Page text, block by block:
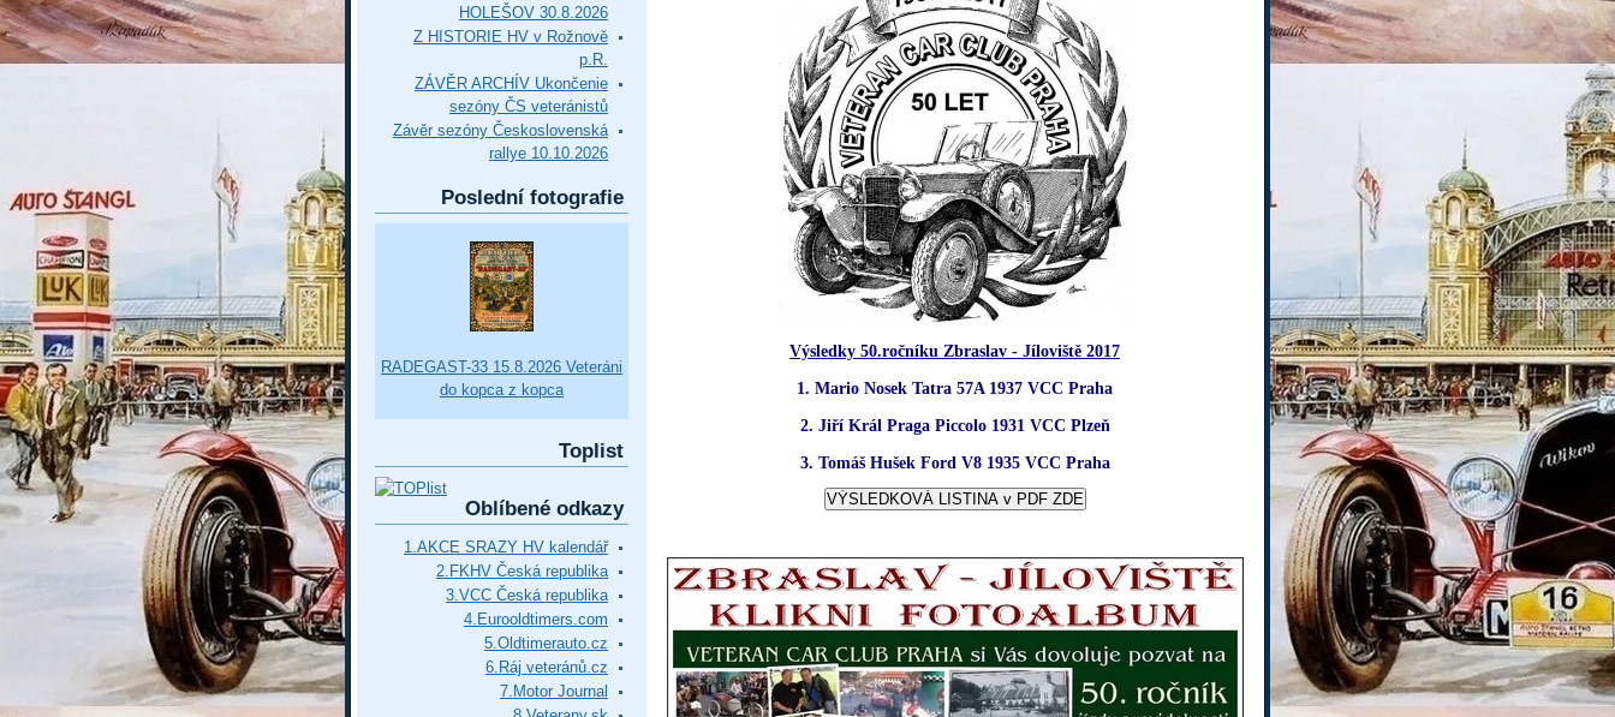
Výsledky 50.ročníku Zbraslav - Jíloviště 2017
1. Mario Nosek Tatra 57A 1937 VCC Praha
2. Jiří Král Praga Piccolo 1931 VCC Plzeň
3. Tomáš Hušek Ford V8 1935 VCC Praha
HOLEŠOV 30.8.2026
Z HISTORIE HV v Rožnově
p.R.
ZÁVĚR ARCHÍV Ukončenie
sezóny ČS veteránistů
Závěr sezóny Československá
rallye 10.10.2026
Poslední fotografie
RADEGAST-33 15.8.2026 Veteráni
do kopca z kopca
Toplist
Oblíbené odkazy
1.AKCE SRAZY HV kalendář
2.FKHV Česká republika
3.VCC Česká republika
4.Eurooldtimers.com
5.Oldtimerauto.cz
6.Ráj veteránů.cz
7.Motor Journal